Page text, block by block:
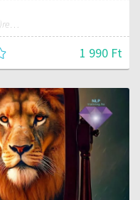
Business Hooligan Értékesítési (T)rendbontó értékesítési, kommunikációs és hozzáállás tréner
1 990 Ft